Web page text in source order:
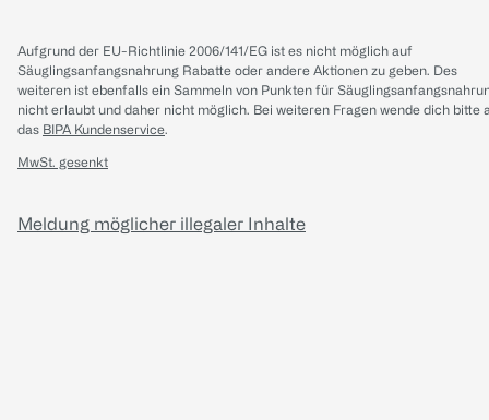
Aufgrund der EU-Richtlinie 2006/141/EG ist es nicht möglich auf
Säuglingsanfangsnahrung Rabatte oder andere Aktionen zu geben. Des
weiteren ist ebenfalls ein Sammeln von Punkten für
nicht erlaubt und daher nicht möglich. Bei weiteren Fragen wende dich bitte
das BIPA Kundenservice.
MwSt. gesenkt
Meldung möglicher illegaler Inhalte